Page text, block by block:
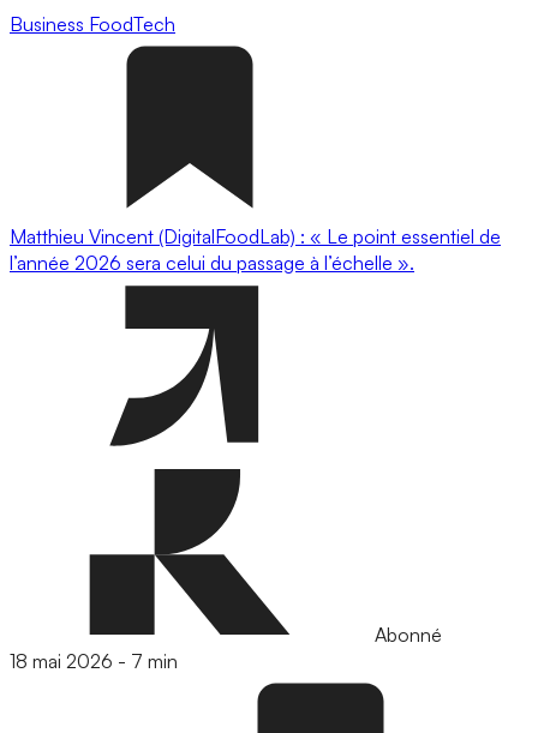
Business FoodTech
Matthieu Vincent (DigitalFoodLab) : « Le point essentiel de
l’année 2026 sera celui du passage à l’échelle ».
Abonné
18 mai 2026 - 7 min